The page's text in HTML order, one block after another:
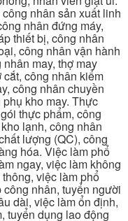
nhân sản xuất linh
nhân đứng máy,
thiết bị, công nhân
công nhân vận hành
may, thợ may
công nhân kiểm
công nhân chuyền
kho may. Thực
thực phẩm, công
lạnh, công nhân
lượng (QC), công
hóa. Việc làm phổ
ngay, việc làm không
việc làm phổ
nhân, tuyển người
dài, việc làm ổn định,
tuyển dụng lao động